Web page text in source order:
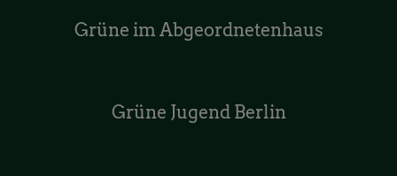
Grüne im Abgeordnetenhaus
Grüne Jugend Berlin